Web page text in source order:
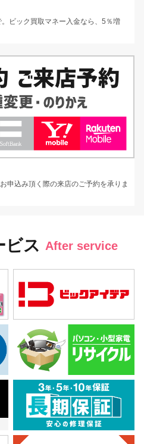
ビック買取マネー入金なら、5％増
申込み頂く際の来店のご予約を承りま
ビス After service